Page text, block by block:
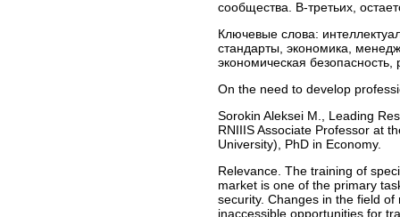
сообщества. В-третьих,
Ключевые слова:
стандарты, экономика,
экономическая
On the need to develop
Sorokin Aleksei M., Leading
RNIIIS Associate Professor at
University), PhD in Economy.
Relevance. The training of
market is one of the primary
security. Changes in the field
inaccessible opportunities for